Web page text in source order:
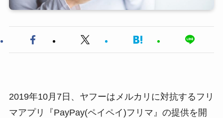
2019年10月7日、ヤフーはメルカリに対抗するフリ
マアプリ『PayPay(ペイペイ)フリマ』の提供を開